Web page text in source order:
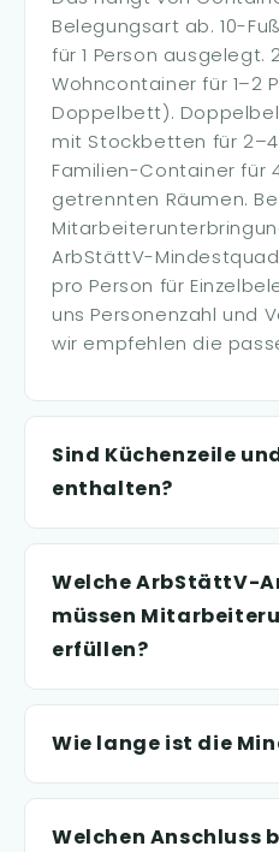
Belegungsart ab. 10-
für 1 Person
Wohncontainer für 1–2
Doppelbett).
mit Stockbetten für
Familien-Container für
getrennten Räumen.
ArbStättV-
pro Person für
uns Personenzahl und
wir empfehlen die
Sind Küchenzeile
enthalten?
Welche ArbStättV-
müssen
erfüllen?
Wie lange ist die
Welchen Anschluss